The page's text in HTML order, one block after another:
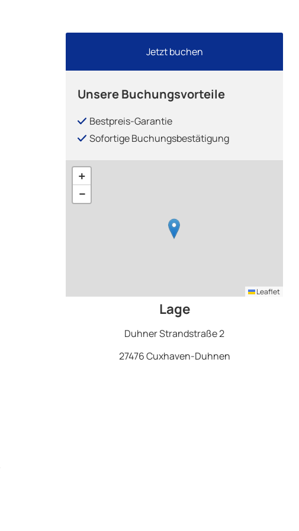
Jetzt buchen
Unsere Buchungsvorteile
Bestpreis-Garantie
Sofortige Buchungsbestätigung
+
−
Leaflet
Lage
Duhner Strandstraße 2
27476 Cuxhaven-Duhnen